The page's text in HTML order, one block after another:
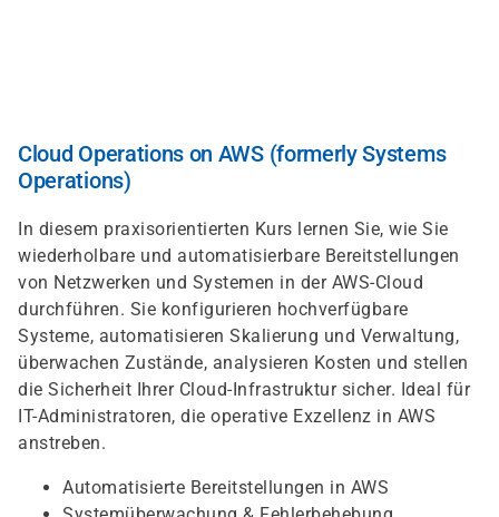
Cloud Operations on AWS (formerly Systems
Operations)
In diesem praxisorientierten Kurs lernen Sie, wie Sie
wiederholbare und automatisierbare Bereitstellungen
von Netzwerken und Systemen in der AWS-Cloud
durchführen. Sie konfigurieren hochverfügbare
Systeme, automatisieren Skalierung und Verwaltung,
überwachen Zustände, analysieren Kosten und stellen
die Sicherheit Ihrer Cloud-Infrastruktur sicher. Ideal für
IT-Administratoren, die operative Exzellenz in AWS
anstreben.
Automatisierte Bereitstellungen in AWS